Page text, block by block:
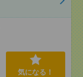
気になる！